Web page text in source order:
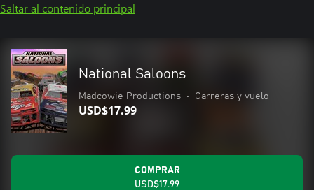
Saltar al contenido principal
National Saloons
Madcowie Productions • Carreras y vuelo
USD$17.99
COMPRAR
USD$17.99